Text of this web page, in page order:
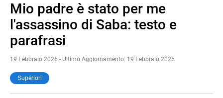
Mio padre è stato per me
l'assassino di Saba: testo e
parafrasi
19 Febbraio 2025 - Ultimo Aggiornamento: 19 Febbraio 2025
Superiori